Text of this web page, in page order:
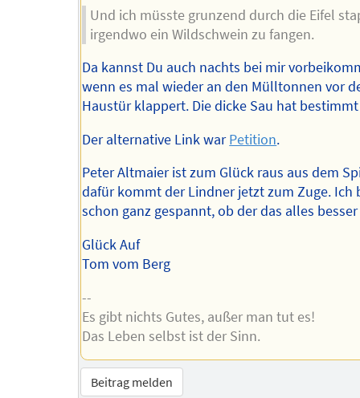
Und ich müsste grunzend durch die Eifel
irgendwo ein Wildschwein zu fangen.
Da kannst Du auch nachts bei mir
wenn es mal wieder an den Mülltonnen vor
Haustür klappert. Die dicke Sau hat
Der alternative Link warPetition.
Peter Altmaier ist zum Glück raus aus dem
dafür kommt der Lindner jetzt zum Zuge. Ich
schon ganz gespannt, ob der das alles
Glück Auf
Tom vom Berg
--
Es gibt nichts Gutes, außer man tut es!
Das Leben selbst ist der Sinn.
Beitrag melden